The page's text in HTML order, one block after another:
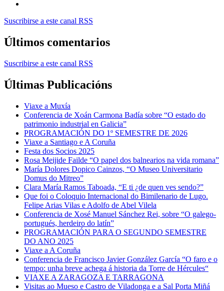
Suscribirse a este canal RSS
Últimos comentarios
Suscribirse a este canal RSS
Últimas Publicacións
Viaxe a Muxía
Conferencia de Xoán Carmona Badía sobre “O estado do
patrimonio industrial en Galicia”
PROGRAMACIÓN DO 1º SEMESTRE DE 2026
Viaxe a Santiago e A Coruña
Festa dos Socios 2025
Rosa Meijide Failde “O papel dos balnearios na vida romana”
María Dolores Dopico Cainzos, “O Museo Universitario
Domus do Mitreo”
Clara María Ramos Taboada, “E ti ¿de quen ves sendo?”
Que foi o Coloquio Internacional do Bimilenario de Lugo.
Felipe Arias Vilas e Adolfo de Abel Vilela
Conferencia de Xosé Manuel Sánchez Rei, sobre “O galego-
portugués, herdeiro do latín”
PROGRAMACIÓN PARA O SEGUNDO SEMESTRE
DO ANO 2025
Viaxe a A Coruña
Conferencia de Francisco Javier González García “O faro e o
tempo: unha breve achega á historia da Torre de Hércules“
VIAXE A ZARAGOZA E TARRAGONA
Visitas ao Mueso e Castro de Viladonga e a Sal Porta Miñá